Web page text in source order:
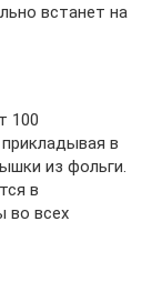
встанет на
100
в
из фольги.
в
во всех